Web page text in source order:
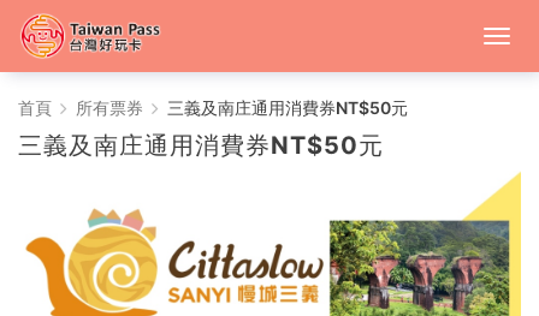
中
台
好
首頁 所有票券 三義及南庄通用消費券NT$50元
三義及南庄通用消費券NT$50元